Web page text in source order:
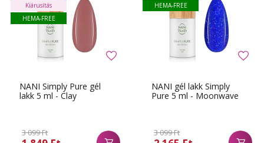
NANI Simply Pure gél
lakk 5 ml - Clay
3 099 Ft
Kiárusítás
HEMA-FREE
NANI gél lakk Simply
Pure 5 ml - Moonwave
3 099 Ft
HEMA-FREE